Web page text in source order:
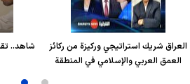
استراتيجي وركيزة من ركائز
والإسلامي في المنطقة
شاهد.. تقليل الخطأ
بجهاز